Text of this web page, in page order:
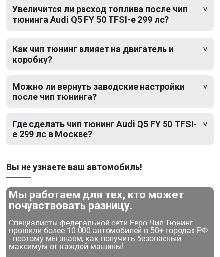
Увеличится ли расход топлива после чип
тюнинга Audi Q5 FY 50 TFSI-e 299 лс?
Как чип тюнинг влияет на двигатель и
коробку?
Можно ли вернуть заводские настройки
после чип тюнинга?
Где сделать чип тюнинг Audi Q5 FY 50 TFSI-
e 299 лс в Москве?
Вы не узнаете ваш автомобиль!
Мы работаем для тех, кто может
почувствовать разницу.
Специалисты федеральной сети Евро Чип Тюнинг
прошили более 10 000 автомобилей в 50+ городах РФ
- поэтому мы знаем, как получить безопасный
максимум от каждой машины!